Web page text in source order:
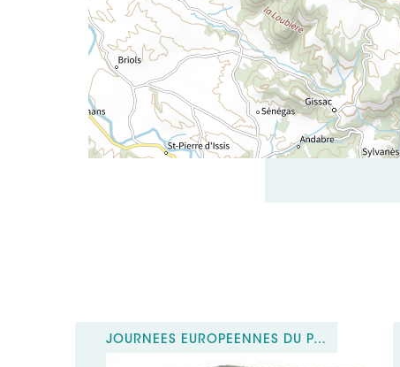
JOURNÉES EUROPÉENNES DU PATRIMOINE CHAPELLE RURALE DE CALMELS